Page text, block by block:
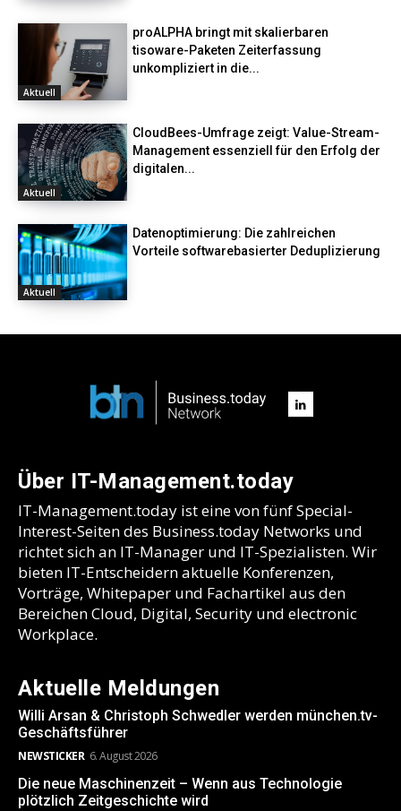
Aktuell
proALPHA bringt mit skalierbaren
tisoware-Paketen Zeiterfassung
unkompliziert in die...
Aktuell
CloudBees-Umfrage zeigt: Value-Stream-
Management essenziell für den Erfolg der
digitalen...
Aktuell
Datenoptimierung: Die zahlreichen
Vorteile softwarebasierter Deduplizierung
Über IT-Management.today
IT-Management.today ist eine von fünf Special-
Interest-Seiten des Business.today Networks und
richtet sich an IT-Manager und IT-Spezialisten. Wir
bieten IT-Entscheidern aktuelle Konferenzen,
Vorträge, Whitepaper und Fachartikel aus den
Bereichen Cloud, Digital, Security und electronic
Workplace.
Aktuelle Meldungen
Willi Arsan & Christoph Schwedler werden münchen.tv-
Geschäftsführer
NEWSTICKER 6. August 2026
Die neue Maschinenzeit – Wenn aus Technologie
plötzlich Zeitgeschichte wird